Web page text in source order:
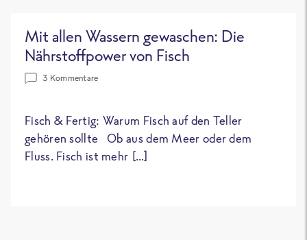
Mit allen Wassern gewaschen: Die
Nährstoffpower von Fisch
3 Kommentare
Fisch & Fertig: Warum Fisch auf den Teller
gehören sollte Ob aus dem Meer oder dem
Fluss. Fisch ist mehr […]